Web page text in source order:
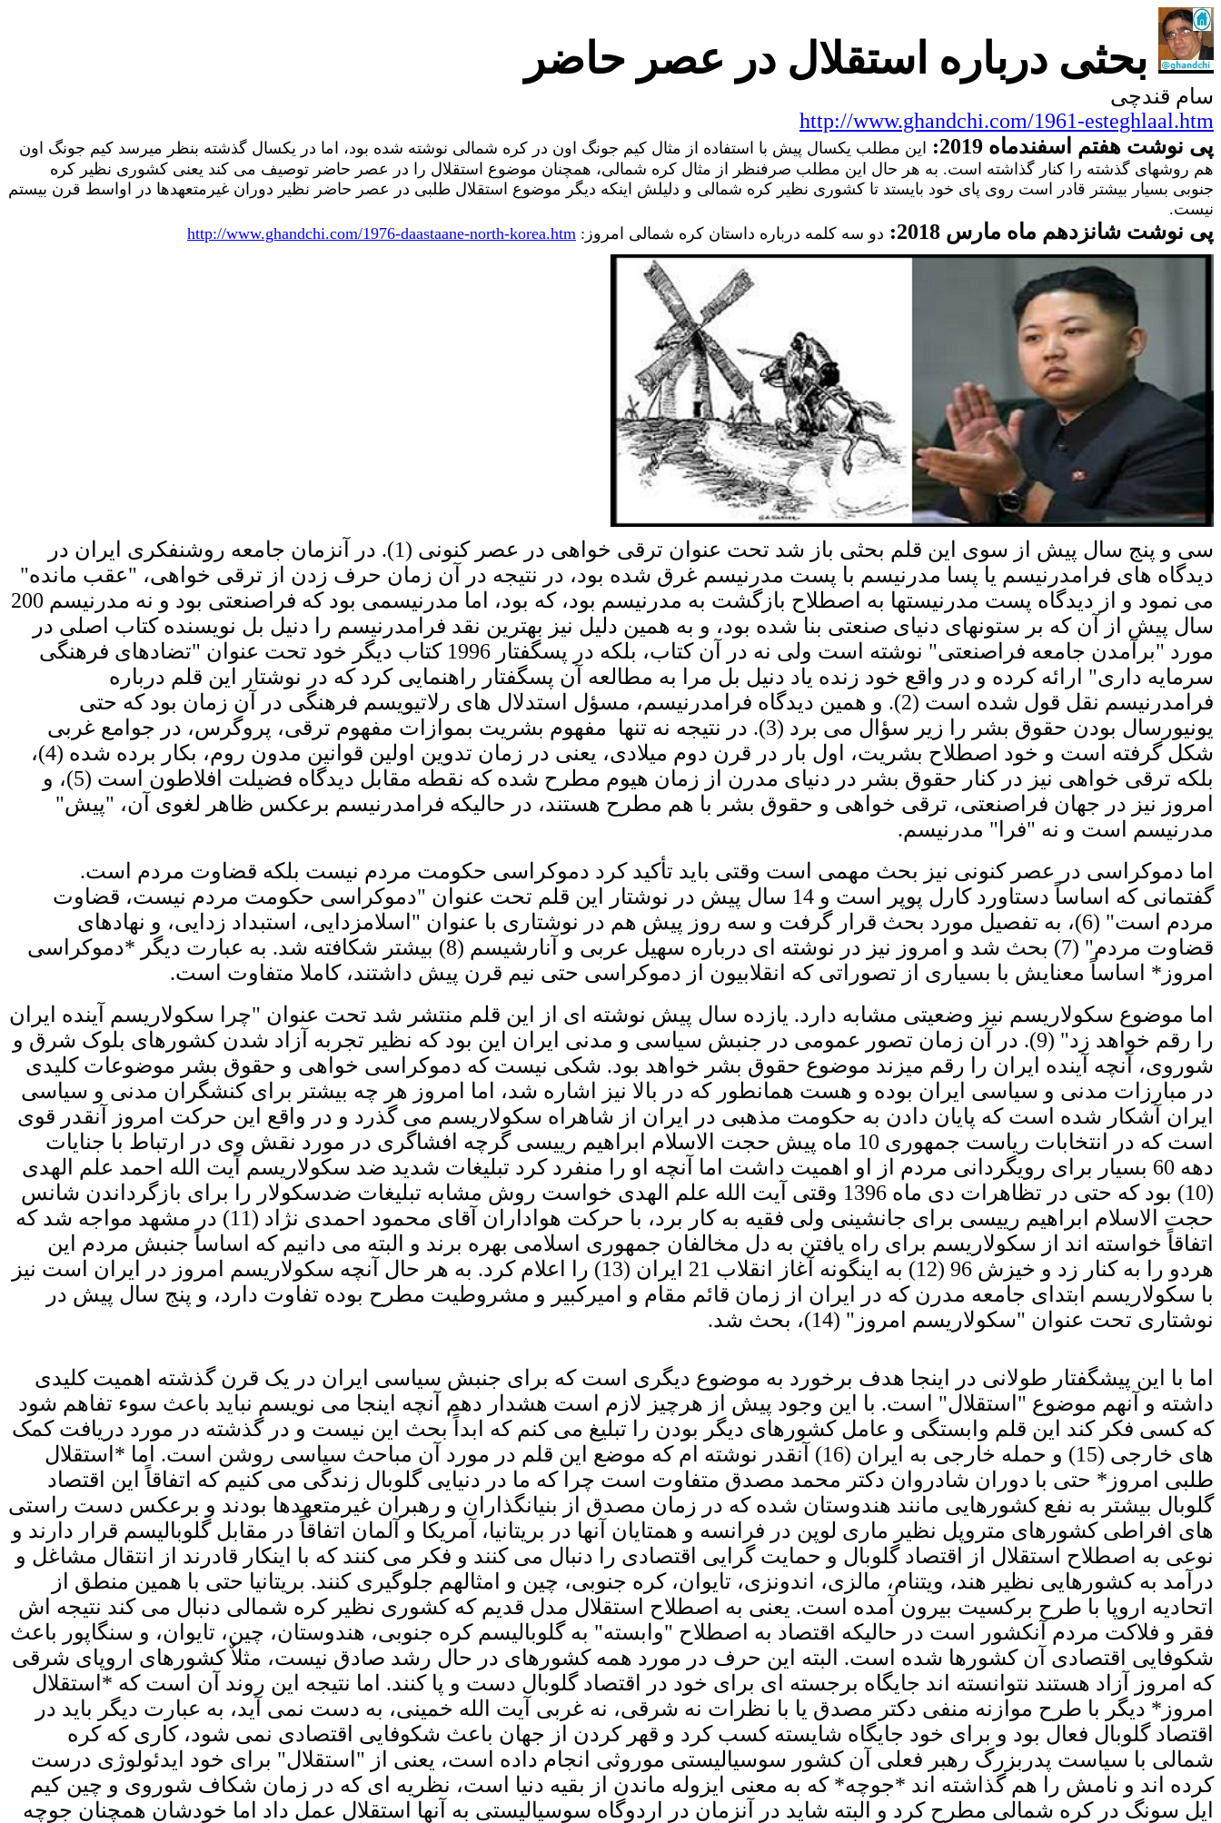
بحثی درباره استقلال در عصر حاضر
سام قندچی
http://www.ghandchi.com/1961-esteghlaal.htm
پی نوشت هفتم اسفندماه 2019:
این مطلب یکسال پیش با استفاده از مثال کیم جونگ اون در کره شمالی نوشته شده بود، اما در یکسال گذشته بنظر میرسد کیم جونگ اون
هم روشهای گذشته را کنار گذاشته است. به هر حال این مطلب صرفنظر از مثال کره شمالی، همچنان موضوع استقلال را در عصر حاضر توصیف می کند یعنی کشوری نظیر کره
جنوبی بسیار بیشتر قادر است روی پای خود بایستد تا کشوری نظیر کره شمالی و دلیلش اینکه دیگر موضوع استقلال طلبی در عصر حاضر نظیر دوران غیرمتعهدها در اواسط قرن بیستم
نیست.
پی نوشت شانزدهم ماه مارس 2018: دو سه کلمه درباره داستان کره شمالی امروز :
http://www.ghandchi.com/1976-daastaane-north-korea.htm
سی و پنج سال پیش از سوی این قلم بحثی باز شد تحت عنوان ترقی خواهی در عصر کنونی (1). در آنزمان جامعه روشنفکری ایران در
دیدگاه های فرامدرنیسم یا پسا مدرنیسم با پست مدرنیسم غرق شده بود، در نتیجه در آن زمان حرف زدن از ترقی خواهی، "عقب مانده"
می نمود و از دیدگاه پست مدرنیستها به اصطلاح بازگشت به مدرنیسم بود، که بود، اما مدرنیسمی بود که فراصنعتی بود و نه مدرنیسم 200
سال پیش از آن که بر ستونهای دنیای صنعتی بنا شده بود، و به همین دلیل نیز بهترین نقد فرامدرنیسم را دنیل بل نویسنده کتاب اصلی در
مورد "برآمدن جامعه فراصنعتی" نوشته است ولی نه در آن کتاب، بلکه در پسگفتار 1996 کتاب دیگر خود تحت عنوان "تضادهای فرهنگی
سرمایه داری" ارائه کرده و در واقع خود زنده یاد دنیل بل مرا به مطالعه آن پسگفتار راهنمایی کرد که در نوشتار این قلم درباره
فرامدرنیسم نقل قول شده است (2). و همین دیدگاه فرامدرنیسم، مسؤل استدلال های رلاتیویسم فرهنگی در آن زمان بود که حتی
یونیورسال بودن حقوق بشر را زیر سؤال می برد (3). در نتیجه نه تنها مفهوم بشریت بموازات مفهوم ترقى، پروگرس، در جوامع غربى
شکل گرفته است و خود اصطلاح بشریت، اول بار در قرن دوم میلادى، یعنى در زمان تدوین اولین قوانین مدون روم، بکار برده شده (4)،
بلکه ترقی خواهی نیز در کنار حقوق بشر در دنیای مدرن از زمان هیوم مطرح شده که نقطه مقابل دیدگاه فضیلت افلاطون است (5)، و
امروز نیز در جهان فراصنعتی، ترقی خواهی و حقوق بشر با هم مطرح هستند، در حالیکه فرامدرنیسم برعکس ظاهر لغوی آن، "پیش"
مدرنیسم است و نه "فرا" مدرنیسم.
اما دموکراسی در عصر کنونی نیز بحث مهمی است وقتی باید تأکید کرد دموکراسی حکومت مردم نیست بلکه قضاوت مردم است.
گفتمانی که اساساً دستاورد کارل پوپر است و 14 سال پیش در نوشتار این قلم تحت عنوان "دموکراسی حکومت مردم نیست، قضاوت
مردم است" (6)، به تفصیل مورد بحث قرار گرفت و سه روز پیش
هم در نوشتاری با عنوان "اسلامزدایی، استبداد زدایی، و نهادهای
قضاوت مردم" (7) بحث شد و امروز نیز در نوشته ای درباره سهیل عربی و آنارشیسم (8) بیشتر شکافته شد. به عبارت دیگر *دموکراسی
امروز* اساساً معنایش با بسیاری از تصوراتی که انقلابیون از دموکراسی حتی نیم قرن پیش داشتند، کاملا متفاوت است.
اما موضوع سکولاریسم نیز وضعیتی مشابه دارد. یازده سال پیش نوشته ای از این قلم منتشر شد تحت عنوان "چرا سکولاريسم آينده ايران
را رقم خواهد زد" (9). در آن زمان تصور عمومی در جنبش سیاسی و مدنی ایران این بود که نظیر تجربه آزاد شدن کشورهای بلوک شرق و
شوروی، آنچه آینده ایران را رقم میزند موضوع حقوق بشر خواهد بود. شکی نیست که دموکراسی خواهی و حقوق بشر موضوعات کلیدی
در مبارزات مدنی و سیاسی ایران بوده و هست همانطور که در بالا نیز اشاره شد، اما امروز هر چه بیشتر برای کنشگران مدنی و سیاسی
ایران آشکار شده است که پایان دادن به حکومت مذهبی در ایران از شاهراه سکولاریسم می گذرد و در واقع این حرکت امروز آنقدر قوی
است که در انتخابات ریاست جمهوری 10 ماه پیش حجت الاسلام ابراهیم رییسی گرچه افشاگری در مورد نقش وی در ارتباط با جنایات
دهه 60 بسیار برای رویگردانی مردم از او اهمیت داشت اما آنچه او را منفرد کرد تبلیغات شدید ضد سکولاریسم آیت الله احمد علم الهدی
(10) بود که حتی در تظاهرات دی ماه 1396 وقتی آیت الله علم الهدی خواست روش مشابه تبلیغات ضدسکولار را برای بازگرداندن شانس
حجت الاسلام ابراهیم رییسی برای جانشینی ولی فقیه به کار برد، با حرکت هواداران آقای محمود احمدی نژاد (11) در مشهد مواجه شد که
اتفاقاً خواسته اند از سکولاریسم برای راه یافتن به دل مخالفان جمهوری اسلامی بهره برند و البته می دانیم که اساساً جنبش مردم این
هردو را به کنار زد و خیزش 96 (12) به اینگونه آغاز انقلاب 21 ایران (13) را اعلام کرد. به هر حال آنچه سکولاریسم امروز در ایران است نیز
با سکولاریسم ابتدای جامعه مدرن که در ایران از زمان قائم مقام و امیرکبیر و مشروطیت مطرح بوده تفاوت دارد، و پنج سال پیش در
نوشتاری تحت عنوان "سکولاریسم امروز" (14)، بحث شد.
اما با این پیشگفتار طولانی در اینجا هدف برخورد به موضوع دیگری است که برای جنبش سیاسی ایران در یک قرن گذشته اهمیت کلیدی
داشته و آنهم موضوع "استقلال" است. با این وجود پیش از هرچیز لازم است هشدار دهم آنچه اینجا می نویسم نباید باعث سوء تفاهم شود
که کسی فکر کند این قلم وابستگی و عامل کشورهای دیگر بودن را تبلیغ می کنم که ابداً بحث این نیست و در گذشته در مورد دریافت کمک
های خارجی (15) و حمله خارجی به ایران (16) آنقدر نوشته ام که موضع این قلم در مورد آن مباحث سیاسی روشن است. اما *استقلال
طلبی امروز* حتی با دوران شادروان دکتر محمد مصدق متفاوت است چرا که ما در دنیایی گلوبال زندگی می کنیم که اتفاقاً این اقتصاد
گلوبال بیشتر به نفع کشورهایی مانند هندوستان شده که در زمان مصدق از بنیانگذاران و رهبران غیرمتعهدها بودند و برعکس دست راستی
های افراطی کشورهای متروپل نظیر ماری لوپن در فرانسه و همتایان آنها در بریتانیا، آمریکا و آلمان اتفاقاً در مقابل گلوبالیسم قرار دارند و
نوعی به اصطلاح استقلال از اقتصاد گلوبال و حمایت گرایی اقتصادی را دنبال می کنند و فکر می کنند که با اینکار قادرند از انتقال مشاغل و
درآمد به کشورهایی نظیر هند، ویتنام، مالزی، اندونزی، تایوان، کره جنوبی، چین و امثالهم جلوگیری کنند. بریتانیا حتی با همین منطق از
اتحادیه اروپا با طرح برکسیت بیرون آمده است. یعنی به اصطلاح استقلال مدل قدیم که کشوری نظیر کره شمالی دنبال می کند نتیجه اش
فقر و فلاکت مردم آنکشور است در حالیکه اقتصاد به اصطلاح "وابسته" به گلوبالیسم کره جنوبی، هندوستان، چین، تایوان، و سنگاپور باعث
شکوفایی اقتصادی آن کشورها شده است. البته این حرف در مورد همه کشورهای در حال رشد صادق نیست، مثلاٌ کشورهای اروپای شرقی
که امروز آزاد هستند نتوانسته اند جایگاه برجسته ای برای خود در اقتصاد گلوبال دست و پا کنند. اما نتیجه این روند آن است که *استقلال
امروز* دیگر با طرح موازنه منفی دکتر مصدق یا با نظرات نه شرقی، نه غربی آیت الله خمینی، به دست نمی آید، به عبارت دیگر باید در
اقتصاد گلوبال فعال بود و برای خود جایگاه شایسته کسب کرد و قهر کردن از جهان باعث شکوفایی اقتصادی نمی شود، کاری که کره
شمالی با سیاست پدربزرگ رهبر فعلی آن کشور سوسیالیستی موروثی انجام داده است، یعنی از "استقلال" برای خود ایدئولوژی درست
کرده اند و نامش را هم گذاشته اند *جوچه* که به معنی ایزوله ماندن از بقیه دنیا است، نظریه ای که در زمان شکاف شوروی و چین کیم
ایل سونگ در کره شمالی مطرح کرد و البته شاید در آنزمان در اردوگاه سوسیالیستی به آنها استقلال عمل داد اما خودشان همچنان جوچه